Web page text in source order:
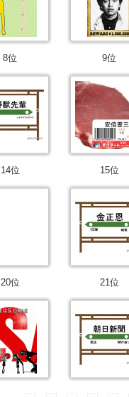
8位 9位
14位 15位
20位 21位